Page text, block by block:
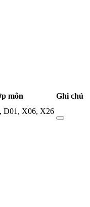
môn
Ghi chú
, D01, X06, X26